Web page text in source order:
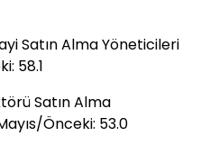
Satın Alma Yöneticileri
58.1
Satın Alma
Önceki: 53.0